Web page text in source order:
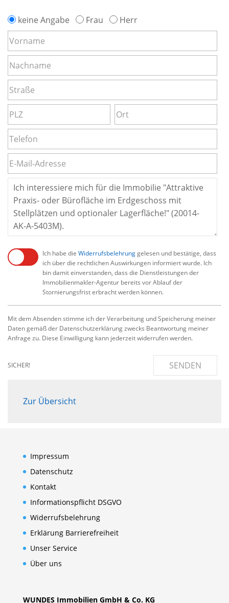
keine Angabe Frau Herr
Ich habe die Widerrufsbelehrunggelesen und bestätige, dass
ich über die rechtlichen Auswirkungen informiert wurde. Ich
bin damit einverstanden, dass die Dienstleistungen der
Immobilienmakler-Agentur bereits vor Ablauf der
Stornierungsfrist erbracht werden können.
Mit dem Absenden stimme ich der Verarbeitung und Speicherung meiner
Daten gemäß der Datenschutzerklärung zwecks Beantwortung meiner
Anfrage zu. Diese Einwilligung kann jederzeit widerrufen werden.
SICHER! SENDEN
Zur Übersicht
Impressum
Datenschutz
Kontakt
Informationspflicht DSGVO
Widerrufsbelehrung
Erklärung Barrierefreiheit
Unser Service
Über uns
WUNDES Immobilien GmbH & Co. KG